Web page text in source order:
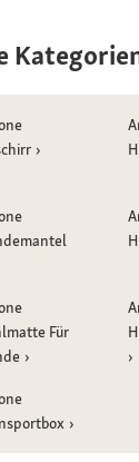
Für